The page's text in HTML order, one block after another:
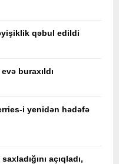
qəbul edildi
buraxıldı
i yenidən hədəfə
açıqladı,